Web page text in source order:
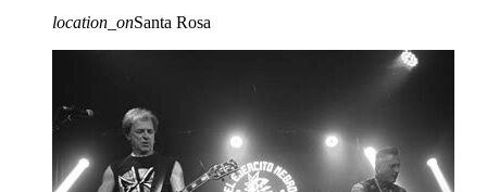
location_onSanta Rosa